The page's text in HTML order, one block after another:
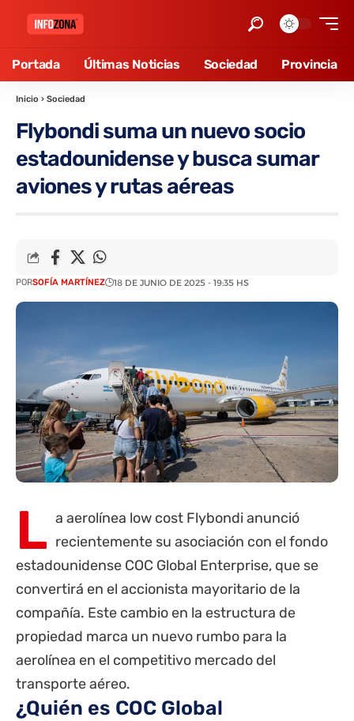
Portada Últimas Noticias Sociedad Provincia
Inicio › Sociedad
Flybondi suma un nuevo socio
estadounidense y busca sumar
aviones y rutas aéreas
PORSOFÍA MARTÍNEZ 18 DE JUNIO DE 2025 - 19:35 HS
L a aerolínea low cost Flybondi anunció
recientemente su asociación con el fondo
estadounidense COC Global Enterprise, que se
convertirá en el accionista mayoritario de la
compañía. Este cambio en la estructura de
propiedad marca un nuevo rumbo para la
aerolínea en el competitivo mercado del
transporte aéreo.
¿Quién es COC Global